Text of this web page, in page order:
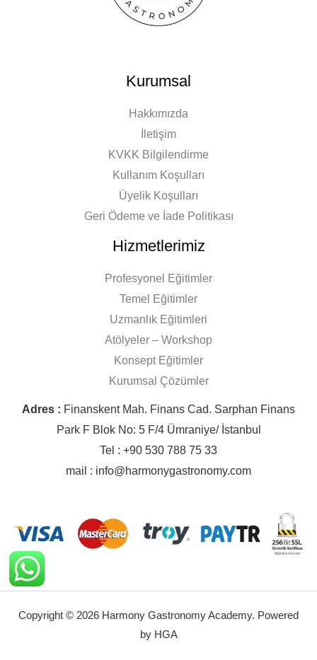
Kurumsal
Hakkımızda
İletişim
KVKK Bilgilendirme
Kullanım Koşulları
Üyelik Koşulları
Geri Ödeme ve İade Politikası
Hizmetlerimiz
Profesyonel Eğitimler
Temel Eğitimler
Uzmanlık Eğitimleri
Atölyeler – Workshop
Konsept Eğitimler
Kurumsal Çözümler
Adres : Finanskent Mah. Finans Cad. Sarphan Finans
Park F Blok No: 5 F/4 Ümraniye/ İstanbul
Tel : +90 530 788 75 33
mail : info@harmonygastronomy.com
Copyright © 2026 Harmony Gastronomy Academy. Powered
by HGA